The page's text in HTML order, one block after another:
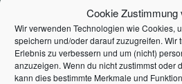
Cookie Zustimmung
Wir verwenden Technologien wie Cookies,
speichern und/oder darauf zuzugreifen. Wir
Erlebnis zu verbessern und um (nicht)
anzuzeigen. Wenn du nicht zustimmst oder
kann dies bestimmte Merkmale und
7,052